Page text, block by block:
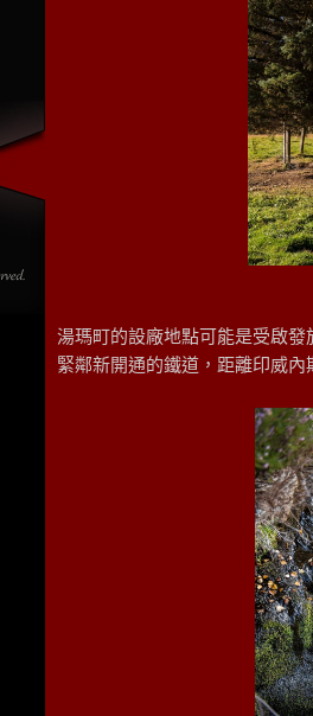
湯瑪町的設廠地點可能是受啟
緊鄰新開通的鐵道，距離印威